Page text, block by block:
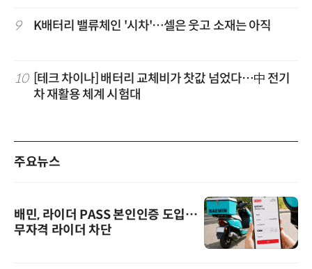
9 K배터리 밸류체인 '시차'…셀은 웃고 소재는 아직
10 [테크 차이나] 배터리 교체비가 찻값 넘었다…中 전기
차 재활용 체계 시험대
주요뉴스
배민, 라이더 PASS 본인인증 도입…
무자격 라이더 차단